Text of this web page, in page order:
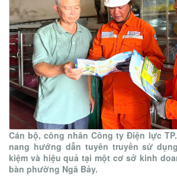
Cán bộ, công nhân Công ty Điện lực
nang hướng dẫn tuyên truyền sử
kiệm và hiệu quả tại một cơ sở kinh
bàn phường Ngã Bảy.